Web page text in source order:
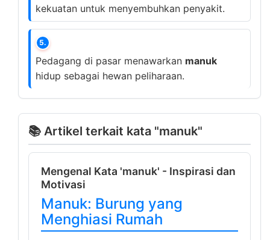
kekuatan untuk menyembuhkan penyakit.
5.
Pedagang di pasar menawarkan manuk
hidup sebagai hewan peliharaan.
📚 Artikel terkait kata "manuk"
Mengenal Kata 'manuk' - Inspirasi dan
Motivasi
Manuk: Burung yang
Menghiasi Rumah